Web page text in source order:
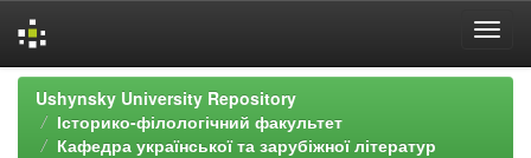
Skip
navigation
Ushynsky University Repository
Історико-філологічний факультет
Кафедра української та зарубіжної літератур